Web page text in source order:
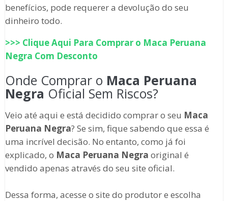
benefícios, pode requerer a devolução do seu
dinheiro todo.
>>> Clique Aqui Para Comprar o Maca Peruana
Negra Com Desconto
Onde Comprar o Maca Peruana
Negra Oficial Sem Riscos?
Veio até aqui e está decidido comprar o seu Maca
Peruana Negra? Se sim, fique sabendo que essa é
uma incrível decisão. No entanto, como já foi
explicado, o Maca Peruana Negra original é
vendido apenas através do seu site oficial.
Dessa forma, acesse o site do produtor e escolha